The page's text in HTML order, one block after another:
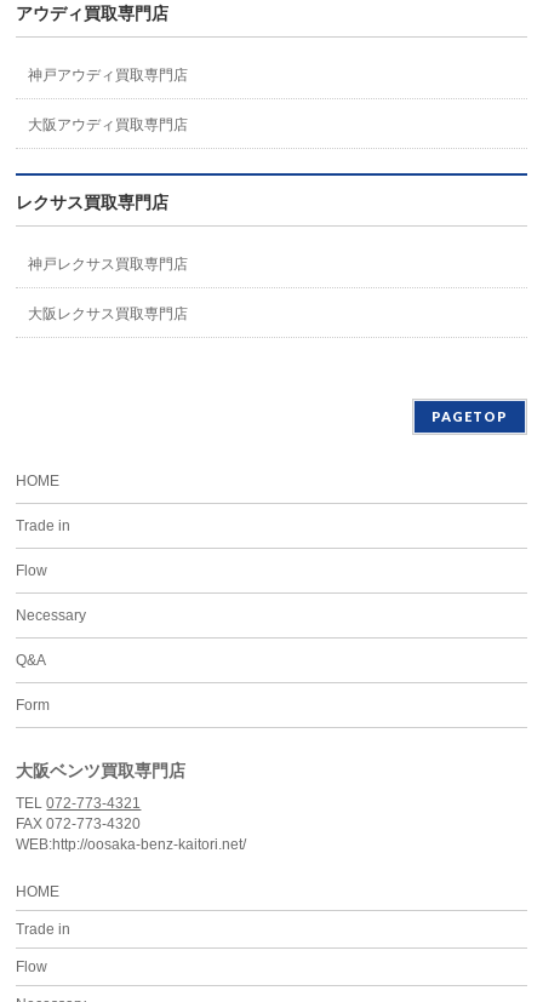
アウディ買取専門店
神戸アウディ買取専門店
大阪アウディ買取専門店
レクサス買取専門店
神戸レクサス買取専門店
大阪レクサス買取専門店
PAGETOP
HOME
Trade in
Flow
Necessary
Q&A
Form
大阪ベンツ買取専門店
TEL072-773-4321
FAX 072-773-4320
WEB:http://oosaka-benz-kaitori.net/
HOME
Trade in
Flow